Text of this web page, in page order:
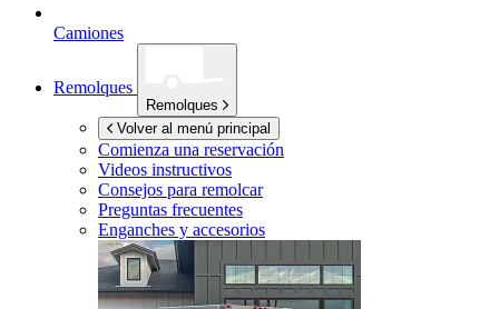
Camiones
Remolques
Remolques
Volver al menú principal
Comienza una reservación
Videos instructivos
Consejos para remolcar
Preguntas frecuentes
Enganches y accesorios